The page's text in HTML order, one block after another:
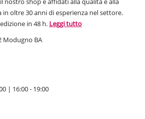
oltre 30 anni di esperienza nel settore.
in 48 h. Leggi tutto
Modugno BA
| 16:00 - 19:00